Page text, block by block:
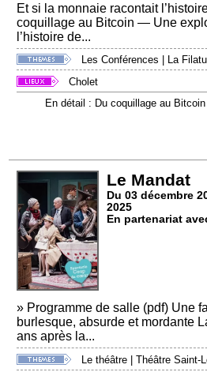
Et si la monnaie racontait
coquillage au Bitcoin — Une
l’histoire de...
Les Conférences
La
Cholet
En détail : Du coquillage au
Le Mandat
Du 03 décembre
2025
En partenariat
» Programme de salle (pdf) Une
burlesque, absurde et mordante
ans après la...
Le théâtre |Théâtre Saint-